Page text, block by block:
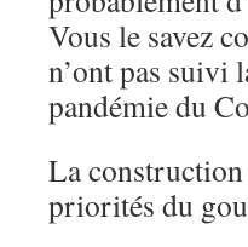
Vous le savez
n’ont pas suivi
pandémie du
La construction
priorités du